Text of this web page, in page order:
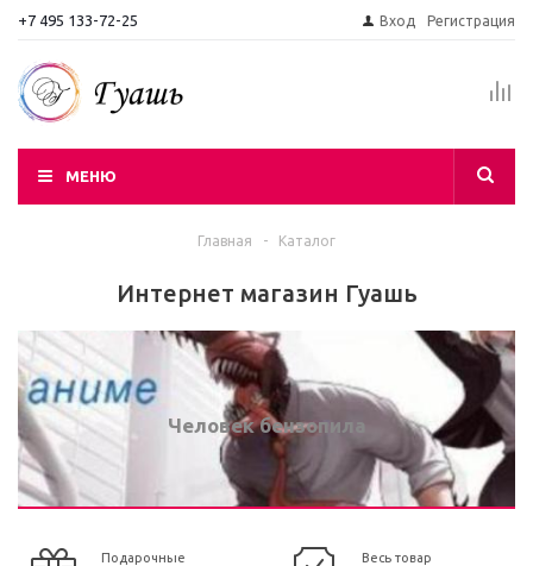
+7 495 133-72-25 Вход Регистрация
МЕНЮ
Главная - Каталог
Интернет магазин Гуашь
Человек бензопила
Подарочные
Весь товар